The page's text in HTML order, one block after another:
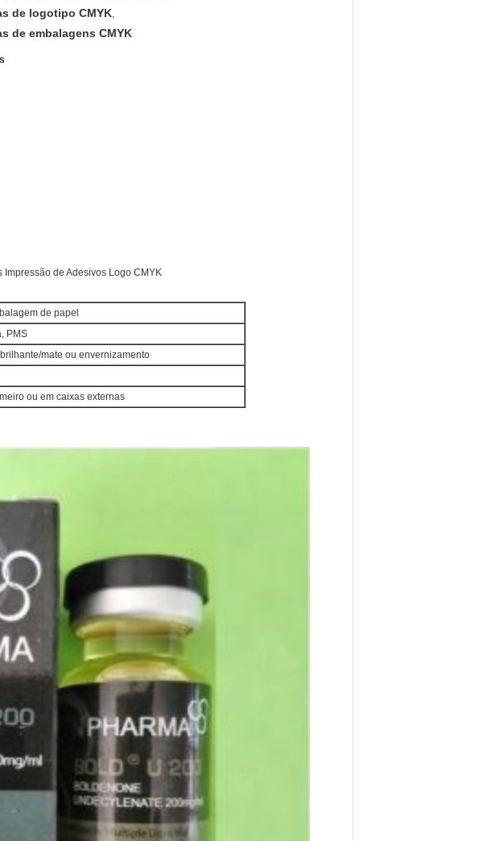
de logotipo CMYK,
de embalagens CMYK
de Adesivos Logo CMYK
de papel
PMS
mate ou envernizamento
ou em caixas externas